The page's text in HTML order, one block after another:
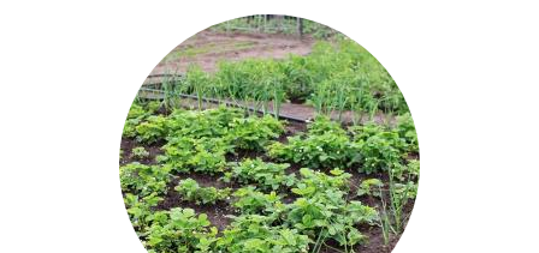
:
On
plante
des
arbres